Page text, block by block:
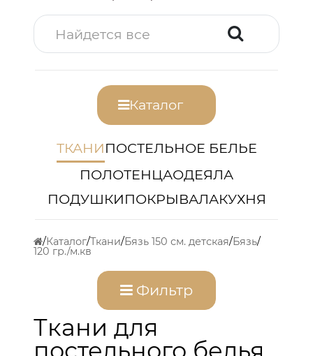
Каталог
ТКАНИПОСТЕЛЬНОЕ БЕЛЬЕ
ПОЛОТЕНЦАОДЕЯЛА
ПОДУШКИПОКРЫВАЛАКУХНЯ
Каталог Ткани Бязь 150 см. детская Бязь
120 гр./м.кв
Фильтр
Ткани для
постельного белья